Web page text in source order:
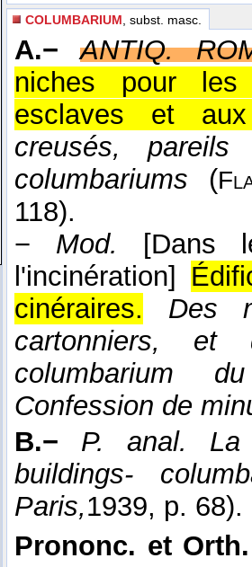
COLUMBARIUM , subst. masc.
A.−
ANTIQ.
niches pour les
esclaves et aux
creusés,
columbariums (
118).
− Mod.
[Dans
l'incinération]
cinéraires.
Des
cartonniers,
columbarium
Confession de
B.−
P. anal.
buildings-
Paris,1939, p. 68).
Prononc. et